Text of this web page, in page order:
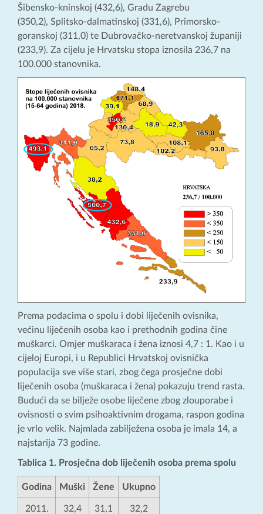
Šibensko-kninskoj (432,6), Gradu Zagrebu
(350,2), Splitsko-dalmatinskoj (331,6), Primorsko-
goranskoj (311,0) te Dubrovačko-neretvanskoj županiji
(233,9). Za cijelu je Hrvatsku stopa iznosila 236,7 na
100.000 stanovnika.
Prema podacima o spolu i dobi liječenih ovisnika,
većinu liječenih osoba kao i prethodnih godina čine
muškarci. Omjer muškaraca i žena iznosi 4,7 : 1. Kao i u
cijeloj Europi, i u Republici Hrvatskoj ovisnička
populacija sve više stari, zbog čega prosječne dobi
liječenih osoba (muškaraca i žena) pokazuju trend rasta.
Budući da se bilježe osobe liječene zbog zlouporabe i
ovisnosti o svim psihoaktivnim drogama, raspon godina
je vrlo velik. Najmlađa zabilježena osoba je imala 14, a
najstarija 73 godine.
Tablica 1. Prosječna dob liječenih osoba prema spolu
Godina Muški Žene Ukupno
2011. 32,4 31,1 32,2